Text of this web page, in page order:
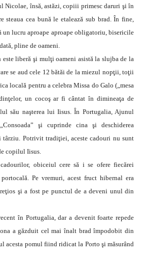
Nicolae, însă, astăzi, copiii primesc daruri şi în
steaua cea bună le etalează sub brad. În fine,
un lucru aproape aproape obligatoriu, bisericile
pline de oameni.
liberă şi mulţi oameni asistă la slujba de la
se aud cele 12 bătăi de la miezul nopţii, toţii
locală pentru a celebra Missa do Galo („mesa
un cocoş ar fi cântat în dimineaţa de
său naşterea lui Iisus. În Portugalia, Ajunul
şi cuprinde cina şi deschiderea
târziu. Potrivit tradiţiei, aceste cadouri nu sunt
copilul Iisus.
obiceiul cere să i se ofere fiecărei
Pe vremuri, acest fruct hibernal era
şi a fost pe punctul de a deveni unul din
în Portugalia, dar a devenit foarte repede
a găzduit cel mai înalt brad împodobit din
acesta pomul fiind ridicat la Porto şi măsurând